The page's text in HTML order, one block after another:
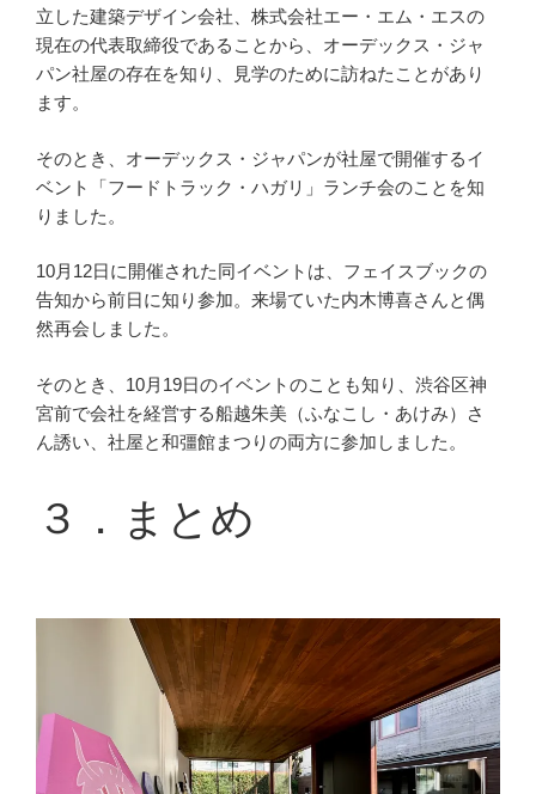
立した建築デザイン会社、株式会社エー・エム・エスの
現在の代表取締役であることから、オーデックス・ジャ
パン社屋の存在を知り、見学のために訪ねたことがあり
ます。
そのとき、オーデックス・ジャパンが社屋で開催するイ
ベント「フードトラック・ハガリ」ランチ会のことを知
りました。
10月12日に開催された同イベントは、フェイスブックの
告知から前日に知り参加。来場ていた内木博喜さんと偶
然再会しました。
そのとき、10月19日のイベントのことも知り、渋谷区神
宮前で会社を経営する船越朱美（ふなこし・あけみ）さ
ん誘い、社屋と和彊館まつりの両方に参加しました。
３．まとめ